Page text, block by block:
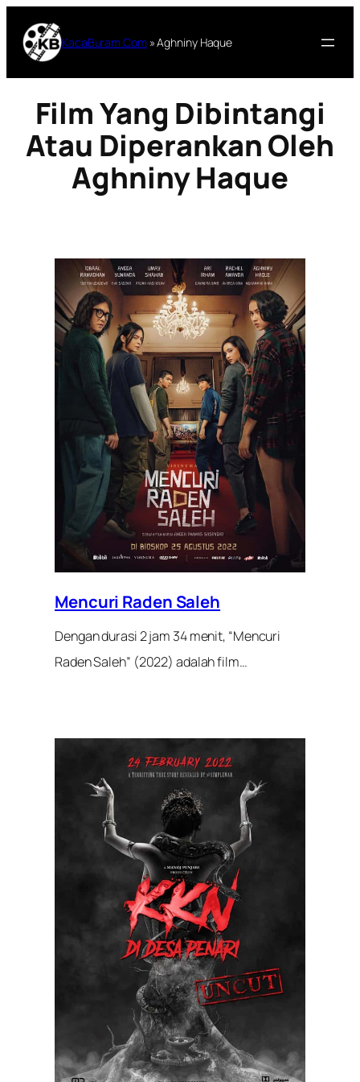
konten
KacaBuram.Com »Aghniny Haque
Film Yang Dibintangi
Atau Diperankan Oleh
Aghniny Haque
Mencuri Raden Saleh
Dengan durasi 2 jam 34 menit, “Mencuri
Raden Saleh” (2022) adalah film…